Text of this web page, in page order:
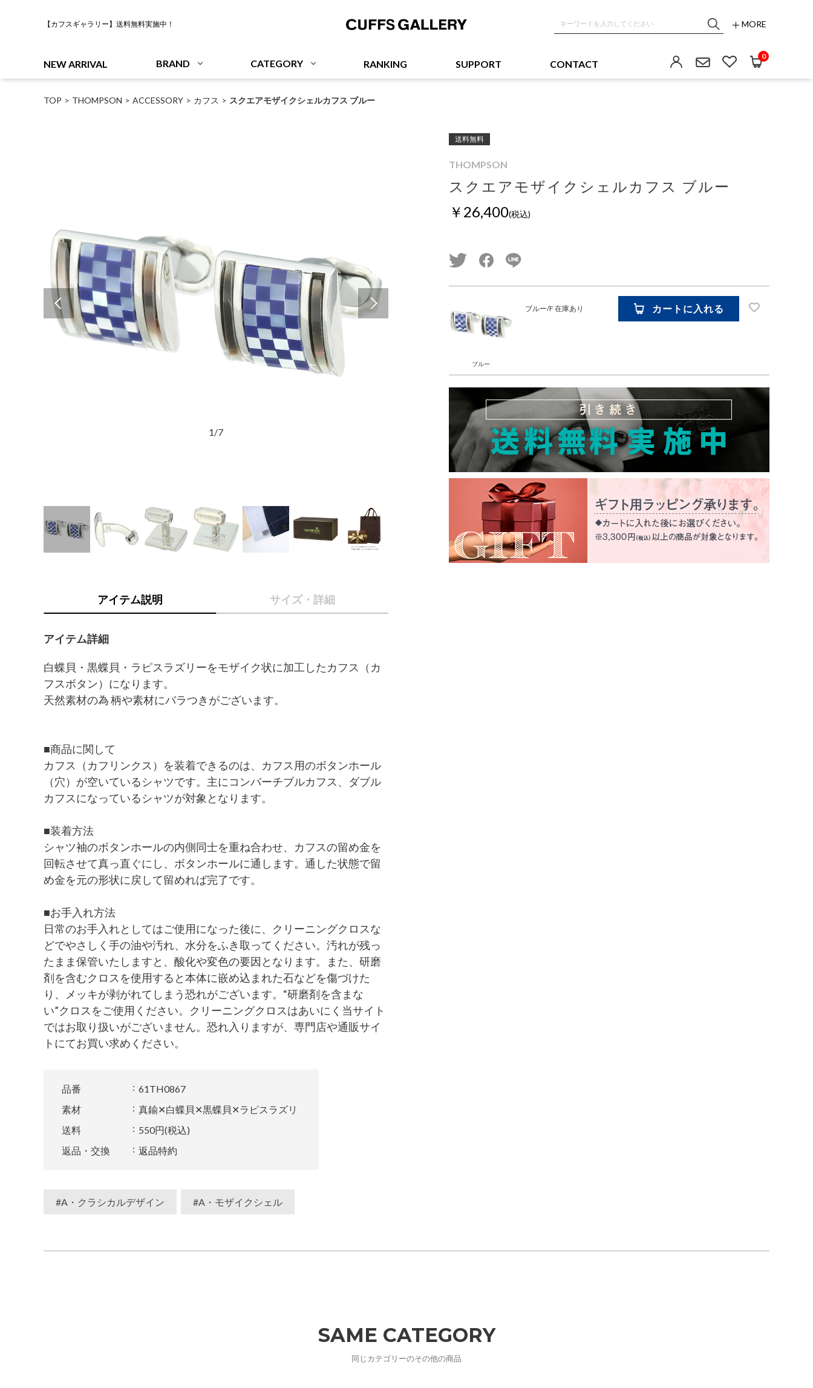
【カフスギャラリー】送料無料実施中！ MORE
NEW ARRIVAL BRAND CATEGORY RANKING SUPPORT CONTACT
0
TOP THOMPSON ACCESSORY カフス スクエアモザイクシェルカフス ブルー
1/7
Previous
アイテム説明 サイズ・詳細
アイテム詳細
白蝶貝・黒蝶貝・ラピスラズリーをモザイク状に加工したカフス（カ
フスボタン）になります。
天然素材の為 柄や素材にバラつきがございます。
■商品に関して
カフス（カフリンクス）を装着できるのは、カフス用のボタンホール
（穴）が空いているシャツです。主にコンバーチブルカフス、ダブル
カフスになっているシャツが対象となります。
■装着方法
シャツ袖のボタンホールの内側同士を重ね合わせ、カフスの留め金を
回転させて真っ直ぐにし、ボタンホールに通します。通した状態で留
め金を元の形状に戻して留めれば完了です。
■お手入れ方法
日常のお手入れとしてはご使用になった後に、クリーニングクロスな
どでやさしく手の油や汚れ、水分をふき取ってください。汚れが残っ
たまま保管いたしますと、酸化や変色の要因となります。また、研磨
剤を含むクロスを使用すると本体に嵌め込まれた石などを傷づけた
り、メッキが剥がれてしまう恐れがございます。“研磨剤を含まな
い”クロスをご使用ください。クリーニングクロスはあいにく当サイト
ではお取り扱いがございません。恐れ入りますが、専門店や通販サイ
トにてお買い求めください。
品番
61TH0867
素材
真鍮✕白蝶貝✕黒蝶貝✕ラピスラズリ
送料
550円(税込)
返品・交換
返品特約
#A・クラシカルデザイン #A・モザイクシェル
送料無料
THOMPSON
スクエアモザイクシェルカフス ブルー
￥26,400(税込)
twitter facebook
ブルー
ブルー/F 在庫あり カートに入れる
SAME CATEGORY
同じカテゴリーのその他の商品